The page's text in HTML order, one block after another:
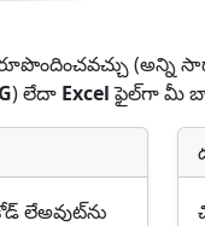
(అన్ని
) లేదా Excelఫైల్‌గా మీ
లేఅవుట్‌ను